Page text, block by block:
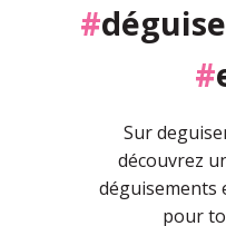
#
#
Sur
découvrez
déguisements
pour